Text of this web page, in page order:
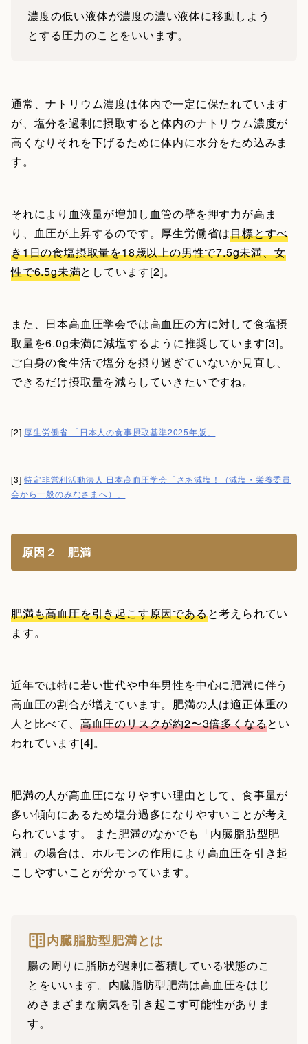
濃度の低い液体が濃度の濃い液体に移動しよう
とする圧力のことをいいます。
通常、ナトリウム濃度は体内で一定に保たれています
が、塩分を過剰に摂取すると体内のナトリウム濃度が
高くなりそれを下げるために体内に水分をため込みま
す。
それにより血液量が増加し血管の壁を押す力が高ま
り、血圧が上昇するのです。厚生労働省は目標とすべ
き1日の食塩摂取量を18歳以上の男性で7.5g未満、女
性で6.5g未満としています[2]。
また、日本高血圧学会では高血圧の方に対して食塩摂
取量を6.0g未満に減塩するように推奨しています[3]。
ご自身の食生活で塩分を摂り過ぎていないか見直し、
できるだけ摂取量を減らしていきたいですね。
[2] 厚生労働省 「日本人の食事摂取基準2025年版」
[3]特定非営利活動法人 日本高血圧学会「さあ減塩！（減塩・栄養委員
会から一般のみなさまへ）」
原因２ 肥満
肥満も高血圧を引き起こす原因であると考えられてい
ます。
近年では特に若い世代や中年男性を中心に肥満に伴う
高血圧の割合が増えています。肥満の人は適正体重の
人と比べて、 高血圧のリスクが約2〜3倍多くなるとい
われています[4]。
肥満の人が高血圧になりやすい理由として、食事量が
多い傾向にあるため塩分過多になりやすいことが考え
られています。 また肥満のなかでも「内臓脂肪型肥
満」の場合は、ホルモンの作用により高血圧を引き起
こしやすいことが分かっています。
内臓脂肪型肥満とは
腸の周りに脂肪が過剰に蓄積している状態のこ
とをいいます。内臓脂肪型肥満は高血圧をはじ
めさまざまな病気を引き起こす可能性がありま
す。